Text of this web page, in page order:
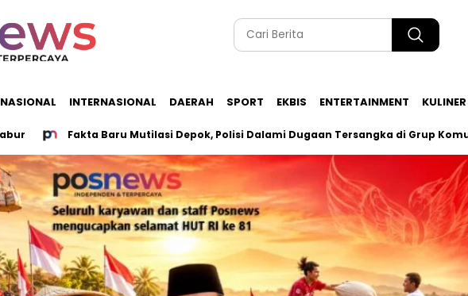
NASIONAL INTERNASIONAL DAERAH SPORT EKBIS ENTERTAINMENT KULINER
Fakta Baru Mutilasi Depok, Polisi Dalami Dugaan Tersangka di Grup Komunitas Gay